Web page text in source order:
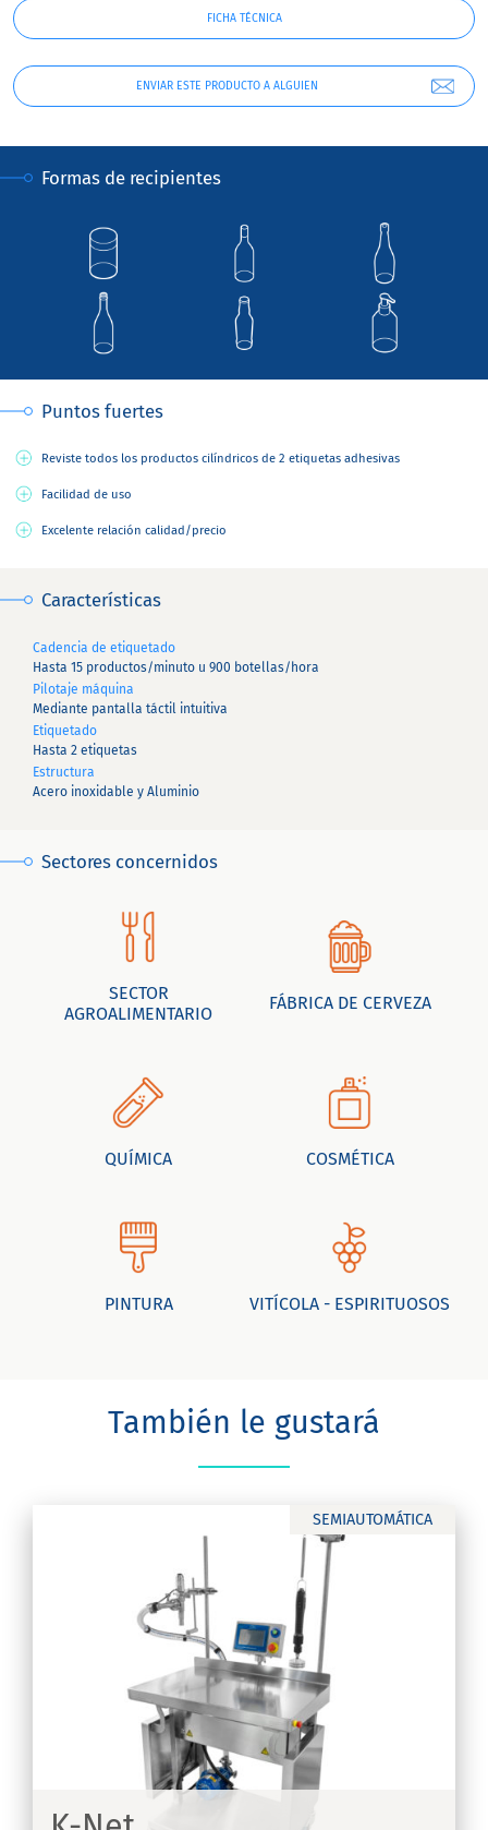
ENVIAR ESTE PRODUCTO A ALGUIEN
FICHA TÉCNICA
Formas de recipientes
Puntos fuertes
Reviste todos los productos cilíndricos de 2 etiquetas adhesivas
Facilidad de uso
Excelente relación calidad/precio
Características
Cadencia de etiquetado
Hasta 15 productos/minuto u 900 botellas/hora
Pilotaje máquina
Mediante pantalla táctil intuitiva
Etiquetado
Hasta 2 etiquetas
Estructura
Acero inoxidable y Aluminio
Sectores concernidos
SECTOR
AGROALIMENTARIO
FÁBRICA DE CERVEZA
QUÍMICA COSMÉTICA
PINTURA VITÍCOLA - ESPIRITUOSOS
También le gustará
SEMIAUTOMÁTICA